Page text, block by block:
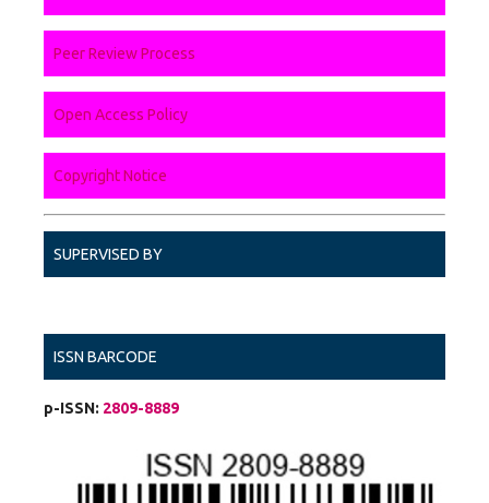
Peer Review Process
Open Access Policy
Copyright Notice
SUPERVISED BY
ISSN BARCODE
p-ISSN: 2809-8889